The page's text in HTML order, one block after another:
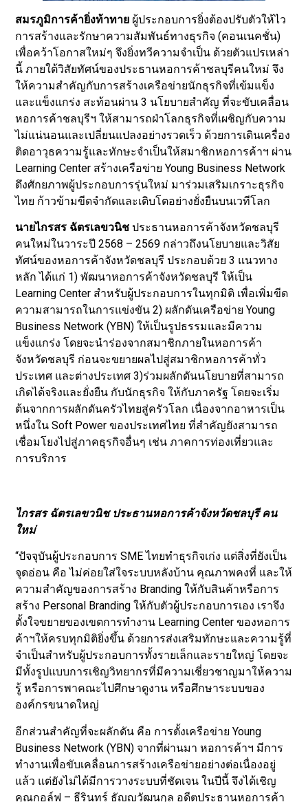
สมรภูมิการค้ายิ่งท้าทาย ผู้ประกอบการยิ่งต้องปรับตัวให้ไว
การสร้างและรักษาความสัมพันธ์ทางธุรกิจ (คอนเนคชั่น)
เพื่อคว้าโอกาสใหม่ๆ จึงยิ่งทวีความจำเป็น ด้วยตัวแปรเหล่า
นี้​ ภายใต้วิสัยทัศน์ของประธานหอการค้าชลบุรีคนใหม่ จึง
ให้ความสำคัญกับการสร้างเครือข่ายนักธุรกิจที่เข้มแข็ง
และแข็งแกร่ง สะท้อนผ่าน 3 นโยบายสำคัญ ที่จะขับเคลื่อน
หอการค้าชลบุรีฯ ให้สามารถฝ่าโลกธุรกิจที่เผชิญกับความ
ไม่แน่นอนและเปลี่ยนแปลงอย่างรวดเร็ว ด้วยการเดินเครื่อง
ติดอาวุธความรู้และทักษะจำเป็นให้สมาชิกหอการค้าฯ​ ผ่าน
Learning Center สร้างเครือข่าย Young Business Network
ดึงศักยภาพผู้ประกอบการรุ่นใหม่ มาร่วมเสริมเกราะธุรกิจ
ไทย ก้าวข้ามขีดจำกัดและเติบโตอย่างยั่งยืนบนเวทีโลก
นายไกรสร ฉัตรเลขวนิช ประธานหอการค้าจังหวัดชลบุรี
คนใหม่ในวาระปี 2568 – 2569 กล่าวถึงนโยบายและวิสัย
ทัศน์ของหอการค้าจังหวัดชลบุรี ประกอบด้วย 3 แนวทาง
หลัก ได้แก่ 1) พัฒนาหอการค้าจังหวัดชลบุรี ให้เป็น
Learning Center สำหรับผู้ประกอบการในทุกมิติ เพื่อเพิ่มขีด
ความสามารถในการแข่งขัน 2) ผลักดันเครือข่าย Young
Business Network (YBN) ให้เป็นรูปธรรมและมีความ
แข็งแกร่ง โดยจะนำร่องจากสมาชิกภายในหอการค้า
จังหวัดชลบุรี ก่อนจะขยายผลไปสู่สมาชิกหอการค้าทั่ว
ประเทศ และต่างประเทศ 3)ร่วมผลักดันนโยบายที่สามารถ
เกิดได้จริงและยั่งยืน กับนักธุรกิจ ให้กับภาครัฐ โดยจะเริ่ม
ต้นจากการผลักดันครัวไทยสู่ครัวโลก เนื่องจากอาหารเป็น
หนึ่งใน Soft Power ของประเทศไทย ที่สำคัญยังสามารถ
เชื่อมโยงไปสู่ภาคธุรกิจอื่นๆ เช่น ภาคการท่องเที่ยวและ
การบริการ
ไกรสร ฉัตรเลขวนิช ประธานหอการค้าจังหวัดชลบุรี คน
ใหม่
“ปัจจุบันผู้ประกอบการ SME ไทยทำธุรกิจเก่ง แต่สิ่งที่ยังเป็น
จุดอ่อน คือ ไม่ค่อยใส่ใจระบบหลังบ้าน คุณภาพคงที่ และให้
ความสำคัญของการสร้าง Branding ให้กับสินค้าหรือการ
สร้าง Personal Branding ให้กับตัวผู้ประกอบการเอง เราจึง
ตั้งใจขยายของเขตการทำงาน Learning Center ของหอการ
ค้าฯให้ครบทุกมิติยิ่งขึ้น ด้วยการส่งเสริมทักษะและความรู้ที่
จำเป็นสำหรับผู้ประกอบการทั้งรายเล็กและรายใหญ่ โดยจะ
มีทั้งรูปแบบการเชิญวิทยากรที่มีความเชี่ยวชาญมาให้ความ
รู้ หรือการพาคณะไปศึกษาดูงาน หรือศึกษาระบบของ
องค์กรขนาดใหญ่​
อีกส่วนสำคัญที่จะผลักดัน คือ การตั้งเครือข่าย Young
Business Network (YBN) จากที่ผ่านมา หอการค้าฯ มีการ
ทำงานเพื่อขับเคลื่อนการสร้างเครือข่ายอย่างต่อเนื่องอยู่
แล้ว แต่ยังไม่ได้มีการวางระบบที่ชัดเจน ในปีนี้ จึงได้เชิญ
คุณกอล์ฟ – ธีรินทร์ ธัญญวัฒนกุล อดีตประธานหอการค้า